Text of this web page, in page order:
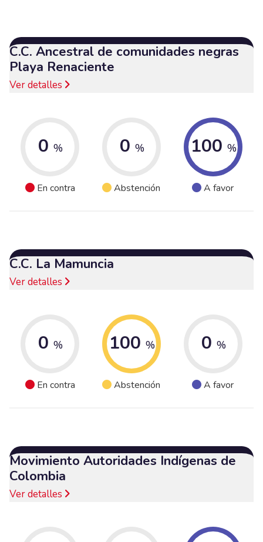
C.C. Ancestral de comunidades negras
Playa Renaciente
Ver detalles
0 %
En contra
0 %
Abstención
100 %
A favor
C.C. La Mamuncia
Ver detalles
0 %
En contra
100 %
Abstención
0 %
A favor
Movimiento Autoridades Indígenas de
Colombia
Ver detalles